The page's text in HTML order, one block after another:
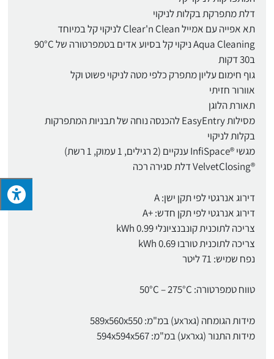
דלת מתפרקת בקלות לניקוי
תא אפייה עם אמייל Clear'n Clean לניקוי קל במיוחד
Aqua Cleaning ניקוי קל בסיוע אדים בטמפרטורה של 90°C
ב30 דקות
גוף חימום עליון מתפרק כלפי מטה לניקוי פשוט וקל
אוורור חזיתי
תאורת הלוגן
מסילות EasyEntry להכנסה נוחה של תבניות המתפרקות
בקלות לניקוי
מגשי ®InfiSpace ענקיים (2 רגילים, 1 עמוק, 1 רשת)
®VelvetClosing דלת סגירה רכה
דירוג אנרגטי לפי תקן ישן: A
דירוג אנרגטי לפי תקן חדש: +A
צריכה לתוכנית קונבנציונלי kWh 0.99
צריכה לתוכנית טורבו kWh 0.69
נפח שמיש: 71 ליטר
טווח טמפרטורה: 50°C – 275°C
מידות הגומחה (גxרxע) במ"מ: 589x560x550
מידות התנור (גxרxע) במ"מ: 594x594x567